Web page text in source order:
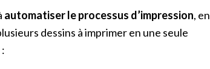
automatiser le processus d’impression, en
dessins à imprimer en une seule